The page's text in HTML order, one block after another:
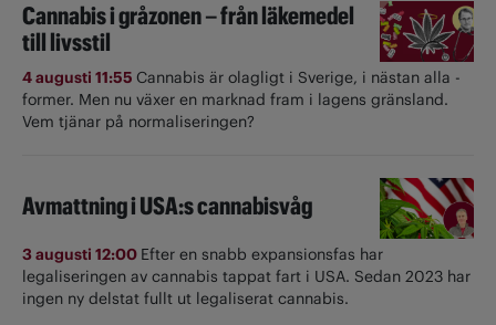
Cannabis i gråzonen – från läkemedel
till livsstil
4 augusti 11:55 Cannabis är olagligt i ­Sverige, i nästan alla ­
former. Men nu växer en marknad fram i lagens gränsland.
Vem tjänar på normaliseringen?
Avmattning i USA:s cannabisvåg
3 augusti 12:00 Efter en snabb expansionsfas har
legaliseringen av cannabis tappat fart i USA. Sedan 2023 har
ingen ny delstat fullt ut ­legaliserat cannabis.